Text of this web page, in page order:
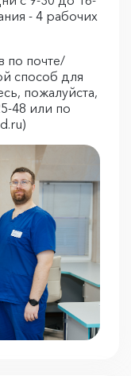
- 4 рабочих
по почте/
способ для
пожалуйста,
48 или по